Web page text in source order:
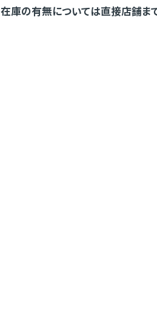
在庫の有無については直接店舗ま